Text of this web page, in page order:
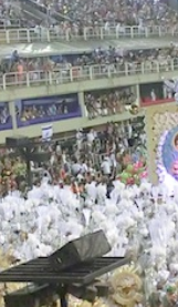
PEOPLE
ビジネス
コラム